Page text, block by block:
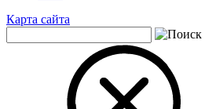
Карта сайта